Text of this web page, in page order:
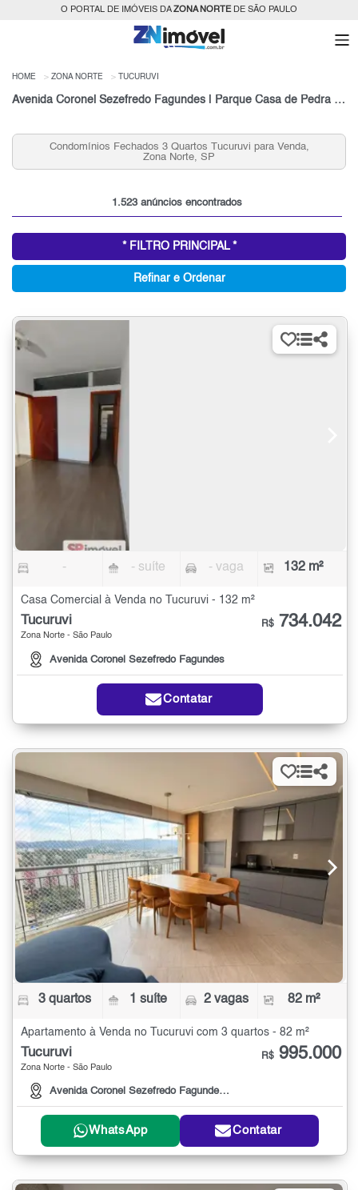
O PORTAL DE IMÓVEIS DAZONA NORTEDE SÃO PAULO
HOME ZONA NORTE TUCURUVI
Avenida Coronel Sezefredo Fagundes | Parque Casa de Pedra | São Paulo
Casas que Aceitam Permuta no Tucuruvi, Zona Norte,
SP para Venda
1.523 anúncios encontrados
* FILTRO PRINCIPAL *
Refinar e Ordenar
- - suíte - vaga 132 m²
Casa Comercial à Venda no Tucuruvi - 132 m²
Tucuruvi
Zona Norte - São Paulo
Avenida Coronel Sezefredo Fagundes
R$ 734.042
Contatar
3 quartos 1 suíte 2 vagas 82 m²
Apartamento à Venda no Tucuruvi com 3 quartos - 82 m²
Tucuruvi
Zona Norte - São Paulo
Avenida Coronel Sezefredo Fagundes, 665
R$ 995.000
WhatsApp Contatar